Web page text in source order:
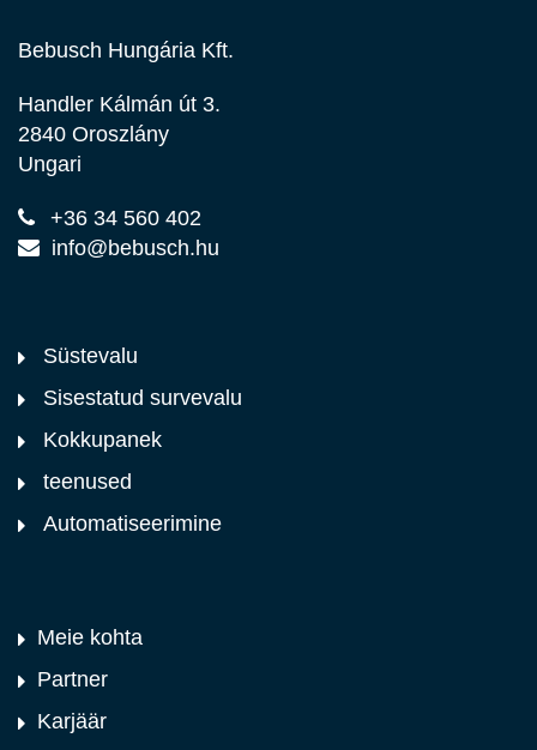
Bebusch Hungária Kft.
Handler Kálmán út 3.
2840 Oroszlány
Ungari
+36 34 560 402
info@bebusch.hu
Süstevalu
Sisestatud survevalu
Kokkupanek
teenused
Automatiseerimine
Meie kohta
Partner
Karjäär